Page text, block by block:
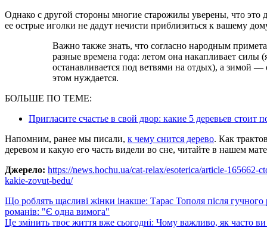
Однако с другой стороны многие старожилы уверены, что это
ее острые иголки не дадут нечисти приблизиться к вашему
Важно также знать, что согласно народным приметам, елка действует совершенно по-разному в
разные времена года: летом она накапливает силы
останавливается под ветвями на отдых), а зимой
этом нуждается.
БОЛЬШЕ ПО ТЕМЕ:
Пригласите счастье в свой двор: какие 5 деревьев
Напомним, ранее мы писали, к чему снится дерево. Как
деревом и какую его часть видели во сне, читайте в нашем
Джерело: https://news.hochu.ua/cat-relax/esoterica/article-165662-
kakie-zovut-bedu/
Навигация
по
Що роблять щасливі жінки інакше: Тарас Тополя після
романів: "Є одна вимога"
Це змінить твоє життя вже сьогодні: Чому важливо, як часто